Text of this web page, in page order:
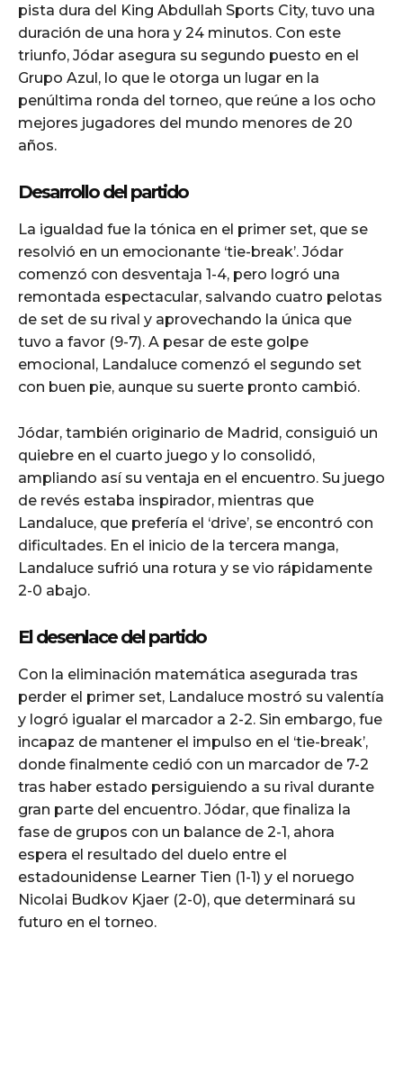
pista dura del King Abdullah Sports City, tuvo una
duración de una hora y 24 minutos. Con este
triunfo, Jódar asegura su segundo puesto en el
Grupo Azul, lo que le otorga un lugar en la
penúltima ronda del torneo, que reúne a los ocho
mejores jugadores del mundo menores de 20
años.
Desarrollo del partido
La igualdad fue la tónica en el primer set, que se
resolvió en un emocionante ‘tie-break’. Jódar
comenzó con desventaja 1-4, pero logró una
remontada espectacular, salvando cuatro pelotas
de set de su rival y aprovechando la única que
tuvo a favor (9-7). A pesar de este golpe
emocional, Landaluce comenzó el segundo set
con buen pie, aunque su suerte pronto cambió.
Jódar, también originario de Madrid, consiguió un
quiebre en el cuarto juego y lo consolidó,
ampliando así su ventaja en el encuentro. Su juego
de revés estaba inspirador, mientras que
Landaluce, que prefería el ‘drive’, se encontró con
dificultades. En el inicio de la tercera manga,
Landaluce sufrió una rotura y se vio rápidamente
2-0 abajo.
El desenlace del partido
Con la eliminación matemática asegurada tras
perder el primer set, Landaluce mostró su valentía
y logró igualar el marcador a 2-2. Sin embargo, fue
incapaz de mantener el impulso en el ‘tie-break’,
donde finalmente cedió con un marcador de 7-2
tras haber estado persiguiendo a su rival durante
gran parte del encuentro. Jódar, que finaliza la
fase de grupos con un balance de 2-1, ahora
espera el resultado del duelo entre el
estadounidense Learner Tien (1-1) y el noruego
Nicolai Budkov Kjaer (2-0), que determinará su
futuro en el torneo.